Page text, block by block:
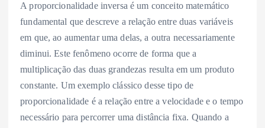
A proporcionalidade inversa é um conceito matemático
fundamental que descreve a relação entre duas variáveis
em que, ao aumentar uma delas, a outra necessariamente
diminui. Este fenômeno ocorre de forma que a
multiplicação das duas grandezas resulta em um produto
constante. Um exemplo clássico desse tipo de
proporcionalidade é a relação entre a velocidade e o tempo
necessário para percorrer uma distância fixa. Quando a